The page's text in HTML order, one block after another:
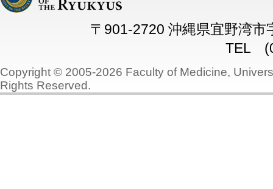
〒901-2720 沖縄県宜野湾市
TEL
Copyright © 2005-2026 Faculty of Medicine,
Rights Reserved.